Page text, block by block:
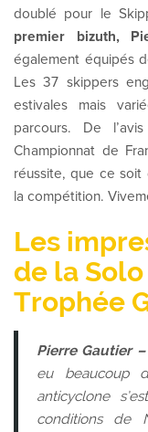
doublé pour le
premier bizuth,
également équipés
Les 37 skippers
estivales mais
parcours. De
Championnat de
réussite, que ce soit
la compétition.
Les
de la
Trophée
Pierre Gautier
eu beaucoup
anticyclone
conditions